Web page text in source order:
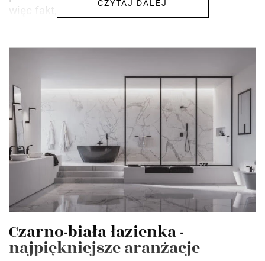
więc fakt, że chętnie...
CZYTAJ DALEJ
Czarno-biała łazienka -
najpiękniejsze aranżacje